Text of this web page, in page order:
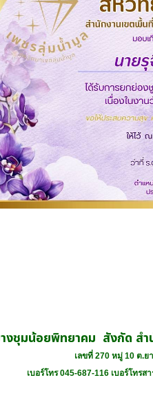
างชุมน้อยพิทยาคม สังกัด ส
เลขที่ 270 หมู่ 10 ต.ย
เบอร์โทร 045-687-116 เบอร์โทรส